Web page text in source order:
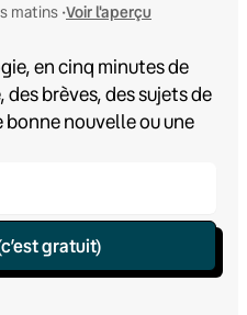
matins •Voir l'aperçu
en cinq minutes de
brèves, des sujets de
nouvelle ou une
gratuit)